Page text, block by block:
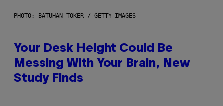
PHOTO: BATUHAN TOKER / GETTY IMAGES
Your Desk Height Could Be
Messing With Your Brain, New
Study Finds